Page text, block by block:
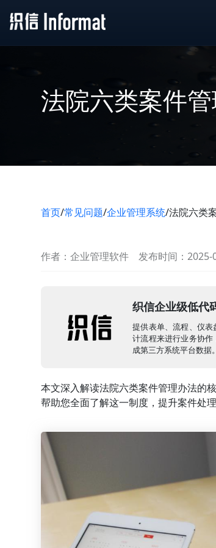
法院六类案件
首页/常见问题/企业管理系统/法院六类
作者：企业管理软件 发布时间：2025-
织信企业级低代
提供表单、流程、仪
计流程来进行业务协
成第三方系统平台数据。
本文深入解读法院六类案件管理办法的
帮助您全面了解这一制度，提升案件处